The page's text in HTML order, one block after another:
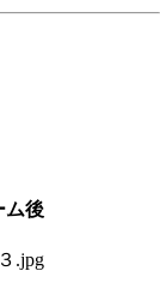
ム後